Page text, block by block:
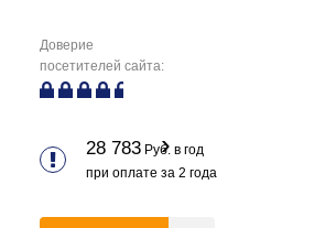
Доверие
посетителей сайта:
28 783 Руб. в год
при оплате за 2 года